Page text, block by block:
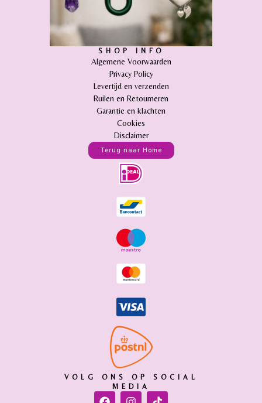
SHOP INFO
Algemene Voorwaarden
Privacy Policy
Levertijd en verzenden
Ruilen en Retourneren
Garantie en klachten
Cookies
Disclaimer
Terug naar Home
VOLG ONS OP SOCIAL
MEDIA